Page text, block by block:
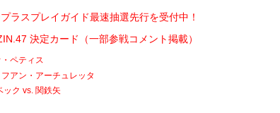
ラスプレイガイド最速抽選先行を受付中！
決定カード（一部参戦コメント掲載）
ペティス
アン・アーチュレッタ
ック vs. 関鉄矢